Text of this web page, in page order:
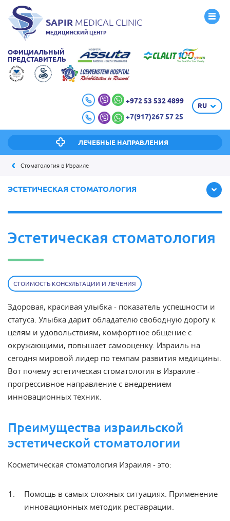
SAPIR MEDICAL CLINIC
МЕДИЦИНСКИЙ ЦЕНТР
ОФИЦИАЛЬНЫЙ
ПРЕДСТАВИТЕЛЬ
+972 53 532 4899
+7(917)267 57 25
RU
ЛЕЧЕБНЫЕ НАПРАВЛЕНИЯ
Стоматология в Израиле
ЭСТЕТИЧЕСКАЯ СТОМАТОЛОГИЯ
Эстетическая стоматология
СТОИМОСТЬ КОНСУЛЬТАЦИИ И ЛЕЧЕНИЯ
Здоровая, красивая улыбка - показатель успешности и
статуса. Улыбка дарит обладателю свободную дорогу к
целям и удовольствиям, комфортное общение с
окружающими, повышает самооценку. Израиль на
сегодня мировой лидер по темпам развития медицины.
Вот почему эстетическая стоматология в Израиле -
прогрессивное направление с внедрением
инновационных техник.
Преимущества израильской
эстетической стоматологии
Косметическая стоматология Израиля - это:
Помощь в самых сложных ситуациях. Применение
инновационных методик реставрации.